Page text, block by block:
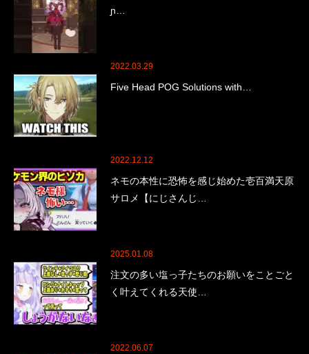
ɲ…
2022.03.29
Five Head POG Solutions with…
2022.12.12
ネモの本性に恐怖を感じ始めた壱百満天原
サロメ【にじさんじ…
2025.01.08
注文の多い塩っ子たちのお願いをことごと
く叶えてくれる天使…
2022.06.07